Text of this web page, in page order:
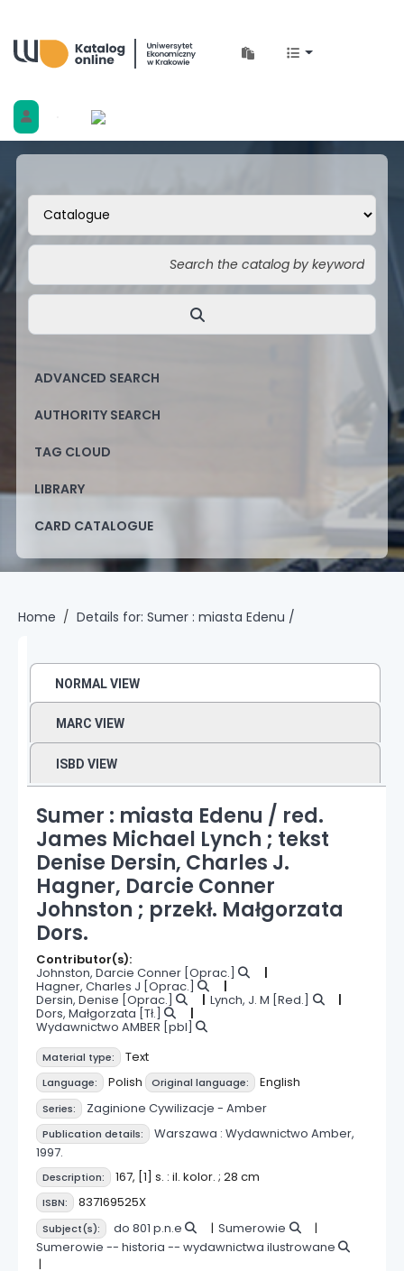
Biblioteka Uniwersytetu Ekonomicznego w
ADVANCED SEARCH
AUTHORITY SEARCH
TAG CLOUD
LIBRARY
CARD CATALOGUE
Home Details for: Sumer : miasta Edenu /
NORMAL VIEW
MARC VIEW
ISBD VIEW
Sumer : miasta Edenu / red.
James Michael Lynch ; tekst
Denise Dersin, Charles J.
Hagner, Darcie Conner
Johnston ; przekł. Małgorzata
Dors.
Contributor(s):
Johnston, Darcie Conner [Oprac.]
Hagner, Charles J [Oprac.]
Dersin, Denise [Oprac.] Lynch, J. M [Red.]
Dors, Małgorzata [Tł.]
Wydawnictwo AMBER [pbl]
Material type: Text
Language: Polish Original language: English
Series: Zaginione Cywilizacje - Amber
Publication details: Warszawa : Wydawnictwo Amber,
1997.
Description: 167, [1] s. : il. kolor. ; 28 cm
ISBN: 837169525X
Subject(s): do 801 p.n.e
Sumerowie
Sumerowie -- historia -- wydawnictwa ilustrowane